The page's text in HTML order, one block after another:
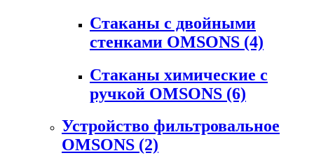
Стаканы с двойными
стенками OMSONS (4)
Стаканы химические с
ручкой OMSONS (6)
Устройство фильтровальное
OMSONS (2)